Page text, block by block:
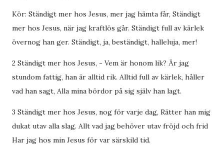
Kör: Ständigt mer hos Jesus, mer jag hämta får, Ständigt
mer hos Jesus, när jag kraftlös går. Ständigt full av kärlek
övernog han ger. Ständigt, ja, beständigt, halleluja, mer!
2 Ständigt mer hos Jesus, - Vem är honom lik? Är jag
stundom fattig, han är alltid rik. Alltid full av kärlek, håller
vad han sagt, Alla mina bördor på sig själv han lagt.
3 Ständigt mer hos Jesus, nog för varje dag, Rätter han mig
dukat utav alla slag. Allt vad jag behöver utav fröjd och frid
Har jag hos min Jesus för var särskild tid.